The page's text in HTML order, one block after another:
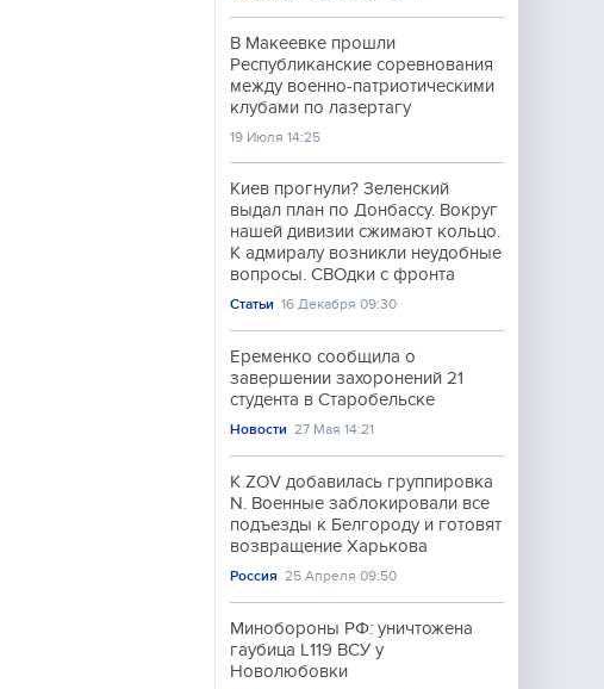
В Макеевке прошли
Республиканские соревнования
между военно-патриотическими
клубами по лазертагу
19 Июля 14:25
Киев прогнули? Зеленский
выдал план по Донбассу. Вокруг
нашей дивизии сжимают кольцо.
К адмиралу возникли неудобные
вопросы. СВОдки с фронта
Статьи 16 Декабря 09:30
Еременко сообщила о
завершении захоронений 21
студента в Старобельске
Новости 27 Мая 14:21
К ZOV добавилась группировка
N. Военные заблокировали все
подъезды к Белгороду и готовят
возвращение Харькова
Россия 25 Апреля 09:50
Минобороны РФ: уничтожена
гаубица L119 ВСУ у
Новолюбовки